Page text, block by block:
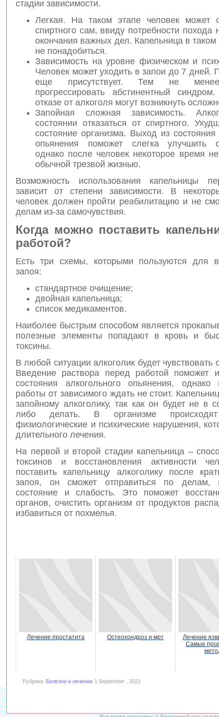
стадии зависимости.
Легкая. На таком этапе человек может
спиртного сам, ввиду потребности похода
окончания важных дел. Капельница в таком
не понадобиться.
Зависимость на уровне физическом и
Человек может уходить в запои до 7 дней.
еще присутствует. Тем не
прогрессировать абстинентный
отказе от алкоголя могут возникнуть
Запойная сложная зависимость.
состоянии отказаться от спиртного.
состояние организма. Выход из состояния
опьянения поможет слегка улучшить
однако после человек некоторое время
обычной трезвой жизнью.
Возможность использования капельницы
зависит от степени зависимости. В
человек должен пройти реабилитацию и не
делам из-за самочувствия.
Когда можно поставить
работой?
Есть три схемы, которыми пользуются для
запоя:
стандартное очищение;
двойная капельница;
список медикаментов.
Наиболее быстрым способом является
полезные элементы попадают в кровь и
токсины.
В любой ситуации алкоголик будет чувствовать
Введение раствора перед работой поможет
состояния алкогольного опьянения, однако
работы от зависимого ждать не стоит.
запойному алкоголику, так как он будет не в
либо делать. В организме
физиологические и психические нарушения,
длительного лечения.
На первой и второй стадии капельница –
токсинов и восстановления активности
поставить капельницу алкоголику после
запоя, он сможет отправиться по делам,
состояние и слабость. Это поможет
органов, очистить организм от продуктов
избавиться от похмелья.
Лечение простатита Остеохондроз и мрт
Лечение
Самые
Рубрика: Болезни и лечение 1 September , 2021